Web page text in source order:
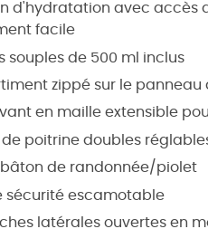
d'hydratation avec accès
facile
souples de 500 ml inclus
zippé sur le panneau
en maille extensible
de poitrine doubles
bâton de randonnée/piolet
sécurité escamotable
latérales ouvertes en